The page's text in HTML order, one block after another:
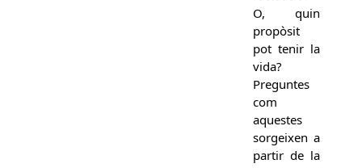
O, quin
propòsit
pot tenir la
vida?
Preguntes
com
aquestes
sorgeixen a
partir de la